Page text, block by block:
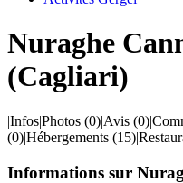
Nuraghe
(Cagliari)
|Infos|Photos (0)|Avis (0)|
(0)|Hébergements (15)|
Informations sur